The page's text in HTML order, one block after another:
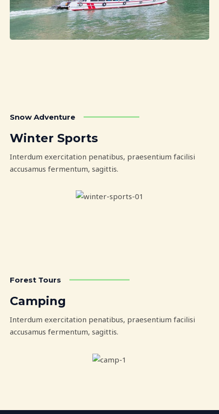
Snow Adventure
Winter Sports
Interdum exercitation penatibus, praesentium facilisi
accusamus fermentum, sagittis.
Forest Tours
Camping
Interdum exercitation penatibus, praesentium facilisi
accusamus fermentum, sagittis.